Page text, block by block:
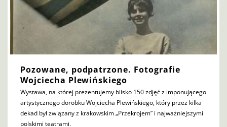
Pozowane, podpatrzone. Fotografie
Wojciecha Plewińskiego
Wystawa, na której prezentujemy blisko 150 zdjęć z imponującego
artystycznego dorobku Wojciecha Plewińskiego, który przez kilka
dekad był związany z krakowskim „Przekrojem” i najważniejszymi
polskimi teatrami.